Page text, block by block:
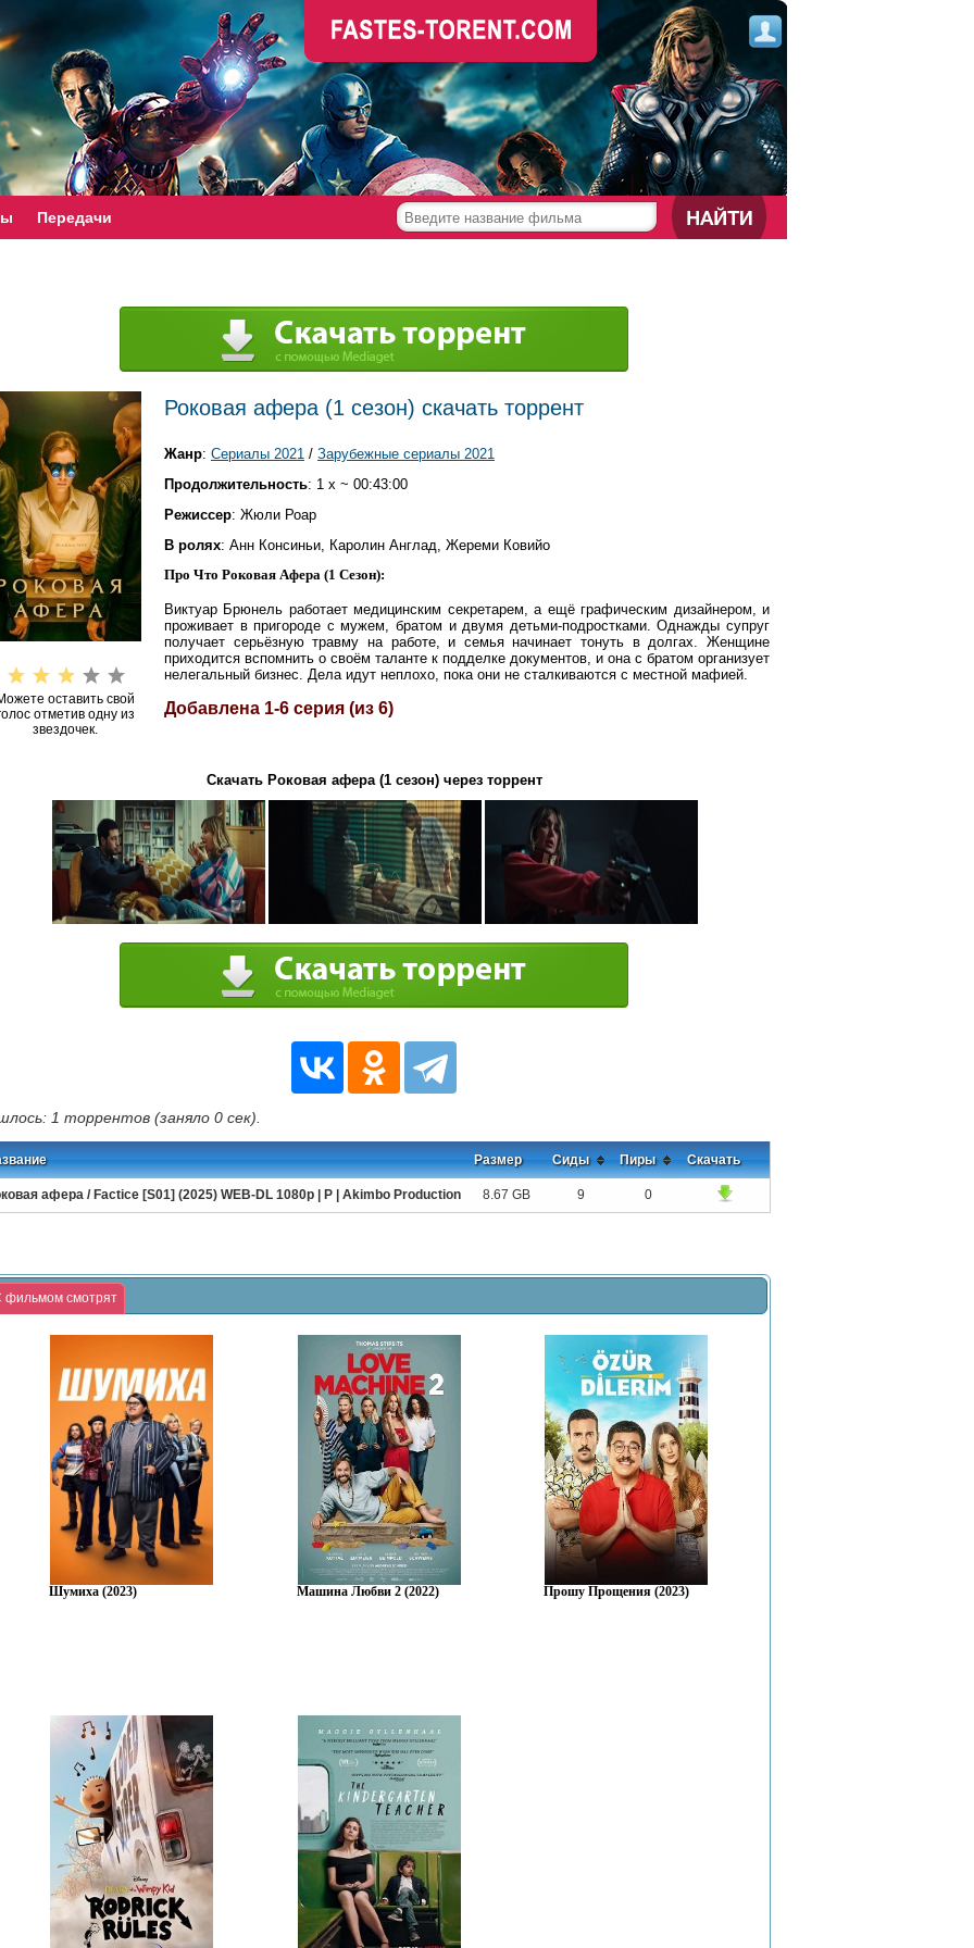
Передачи
оставить свой
отметив одну из
звездочек.
Роковая афера (1 сезон) скачать торрент
Жанр: Сериалы 2021 / Зарубежные сериалы 2021
Продолжительность: 1 x ~ 00:43:00
Режиссер: Жюли Роар
В ролях: Анн Консиньи, Каролин Англад, Жереми Ковийо
Про Что Роковая Афера (1 Сезон):
Виктуар Брюнель работает медицинским секретарем, а ещё графическим дизайнером, и
проживает в пригороде с мужем, братом и двумя детьми-подростками. Однажды супруг
получает серьёзную травму на работе, и семья начинает тонуть в долгах. Женщине
приходится вспомнить о своём таланте к подделке документов, и она с братом организует
нелегальный бизнес. Дела идут неплохо, пока они не сталкиваются с местной мафией.
Добавлена 1-6 серия (из 6)
Скачать Роковая афера (1 сезон) через торрент
1 торрентов (заняло 0 сек).
Размер Сиды Пиры Скачать
афера / Factice [S01] (2025) WEB-DL 1080p | P | Akimbo Production 8.67 GB 9 0
фильмом смотрят
Шумиха (2023) Машина Любви 2 (2022) Прошу Прощения (2023)